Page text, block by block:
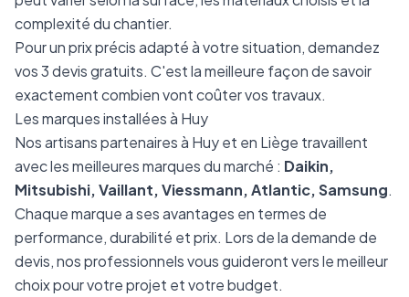
complexité du chantier.
Pour un prix précis adapté à votre situation, demandez
vos 3 devis gratuits. C'est la meilleure façon de savoir
exactement combien vont coûter vos travaux.
Les marques installées à Huy
Nos artisans partenaires à Huy et en Liège travaillent
avec les meilleures marques du marché : Daikin,
Mitsubishi, Vaillant, Viessmann, Atlantic, Samsung.
Chaque marque a ses avantages en termes de
performance, durabilité et prix. Lors de la demande de
devis, nos professionnels vous guideront vers le meilleur
choix pour votre projet et votre budget.